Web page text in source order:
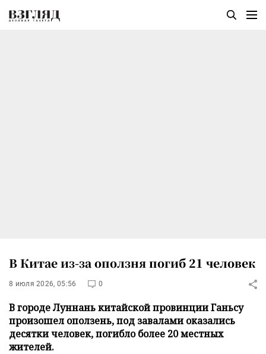
В Китае из-за оползня погиб 21 человек
8 июля 2026, 05:56 0
В городе Луннань китайской провинции Ганьсу
произошел оползень, под завалами оказались
десятки человек, погибло более 20 местных
жителей.